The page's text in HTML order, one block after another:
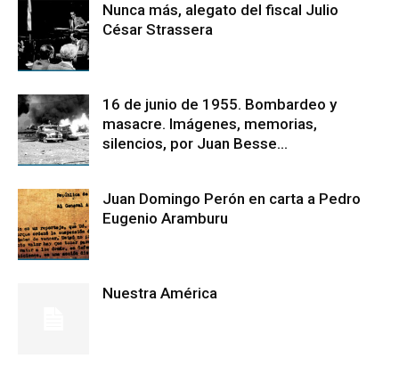
Nunca más, alegato del fiscal Julio
César Strassera
16 de junio de 1955. Bombardeo y
masacre. Imágenes, memorias,
silencios, por Juan Besse...
Juan Domingo Perón en carta a Pedro
Eugenio Aramburu
Nuestra América